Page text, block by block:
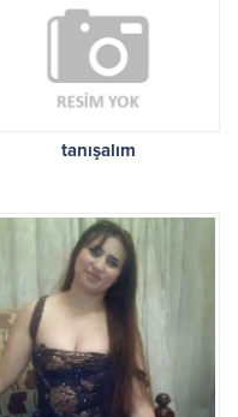
tanışalım